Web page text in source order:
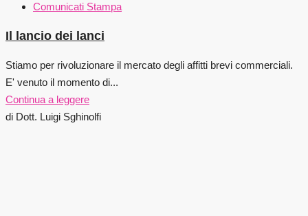
Comunicati Stampa
Il lancio dei lanci
Stiamo per rivoluzionare il mercato degli affitti brevi commerciali.
E' venuto il momento di...
Continua a leggere
di Dott. Luigi Sghinolfi